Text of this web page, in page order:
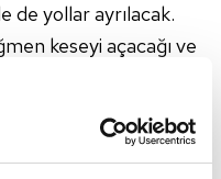
de yollar ayrılacak.
keseyi açacağı ve